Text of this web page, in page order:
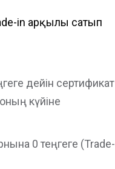
in арқылы сатып
дейін сертификат
күйіне
0 теңгеге (Trade-